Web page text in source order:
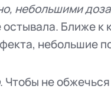
небольшими
остывала. Ближе
небольшие
. Чтобы не